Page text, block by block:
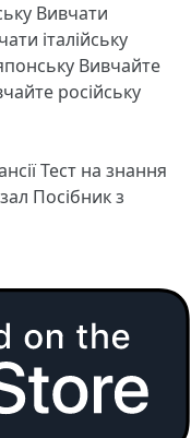
Вивчати
італійську
Вивчайте
російську
Тест на знання
Посібник з